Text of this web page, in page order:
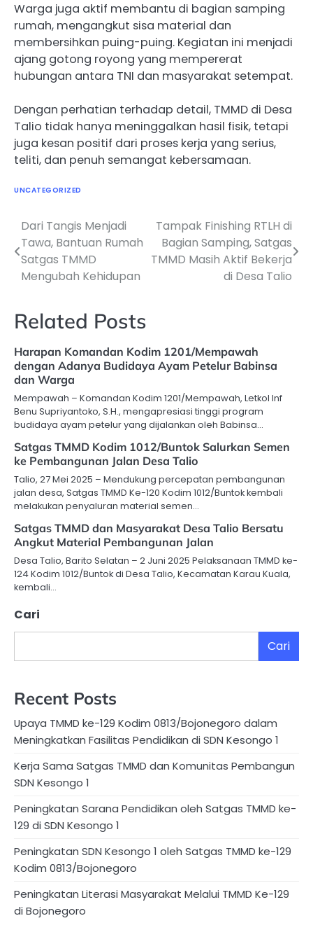
Warga juga aktif membantu di bagian samping
rumah, mengangkut sisa material dan
membersihkan puing-puing. Kegiatan ini menjadi
ajang gotong royong yang mempererat
hubungan antara TNI dan masyarakat setempat.
Dengan perhatian terhadap detail, TMMD di Desa
Talio tidak hanya meninggalkan hasil fisik, tetapi
juga kesan positif dari proses kerja yang serius,
teliti, dan penuh semangat kebersamaan.
UNCATEGORIZED
Navigasi
pos
Dari Tangis Menjadi
Tawa, Bantuan Rumah
Satgas TMMD
Mengubah Kehidupan
Tampak Finishing RTLH di
Bagian Samping, Satgas
TMMD Masih Aktif Bekerja
di Desa Talio
Related Posts
Harapan Komandan Kodim 1201/Mempawah
dengan Adanya Budidaya Ayam Petelur Babinsa
dan Warga
Mempawah – Komandan Kodim 1201/Mempawah, Letkol Inf
Benu Supriyantoko, S.H., mengapresiasi tinggi program
budidaya ayam petelur yang dijalankan oleh Babinsa…
Satgas TMMD Kodim 1012/Buntok Salurkan Semen
ke Pembangunan Jalan Desa Talio
Talio, 27 Mei 2025 – Mendukung percepatan pembangunan
jalan desa, Satgas TMMD Ke-120 Kodim 1012/Buntok kembali
melakukan penyaluran material semen…
Satgas TMMD dan Masyarakat Desa Talio Bersatu
Angkut Material Pembangunan Jalan
Desa Talio, Barito Selatan – 2 Juni 2025 Pelaksanaan TMMD ke-
124 Kodim 1012/Buntok di Desa Talio, Kecamatan Karau Kuala,
kembali…
Cari
Cari
Recent Posts
Upaya TMMD ke-129 Kodim 0813/Bojonegoro dalam
Meningkatkan Fasilitas Pendidikan di SDN Kesongo 1
Kerja Sama Satgas TMMD dan Komunitas Pembangun
SDN Kesongo 1
Peningkatan Sarana Pendidikan oleh Satgas TMMD ke-
129 di SDN Kesongo 1
Peningkatan SDN Kesongo 1 oleh Satgas TMMD ke-129
Kodim 0813/Bojonegoro
Peningkatan Literasi Masyarakat Melalui TMMD Ke-129
di Bojonegoro